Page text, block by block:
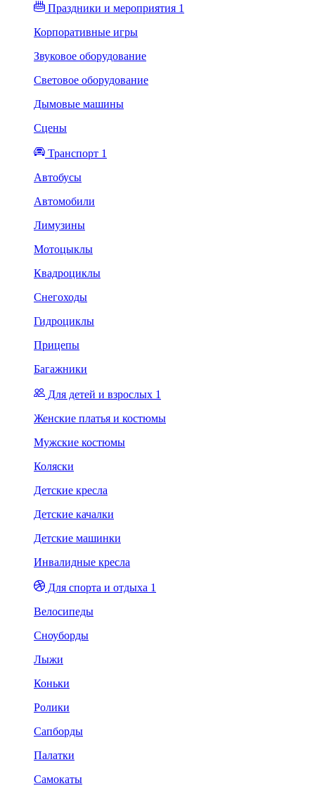
Праздники и мероприятия 1
Корпоративные игры
Звуковое оборудование
Световое оборудование
Дымовые машины
Сцены
Транспорт 1
Автобусы
Автомобили
Лимузины
Мотоцыклы
Квадроциклы
Снегоходы
Гидроциклы
Прицепы
Багажники
Для детей и взрослых 1
Женские платья и костюмы
Мужские костюмы
Коляски
Детские кресла
Детские качалки
Детские машинки
Инвалидные кресла
Для спорта и отдыха 1
Велосипеды
Сноуборды
Лыжи
Коньки
Ролики
Сапборды
Палатки
Самокаты